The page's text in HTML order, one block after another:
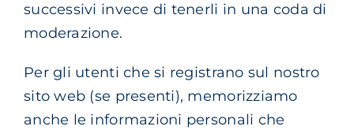
successivi invece di tenerli in una coda di
moderazione.
Per gli utenti che si registrano sul nostro
sito web (se presenti), memorizziamo
anche le informazioni personali che